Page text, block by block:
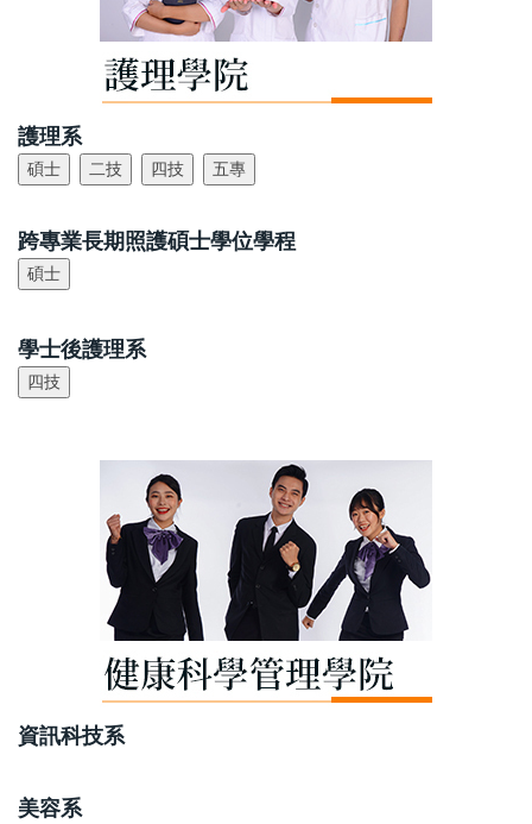
護理系
跨專業長期照護碩士學位學程
學士後護理系
資訊科技系
美容系